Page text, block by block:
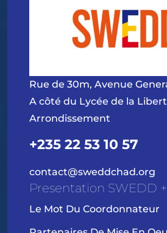
Rue de 30m, Avenue
A côté du Lycée de la
Arrondissement
+235 22 53 10 57
contact@sweddchad.org
Presentation SWEDD +
Le Mot Du Coordonnateur